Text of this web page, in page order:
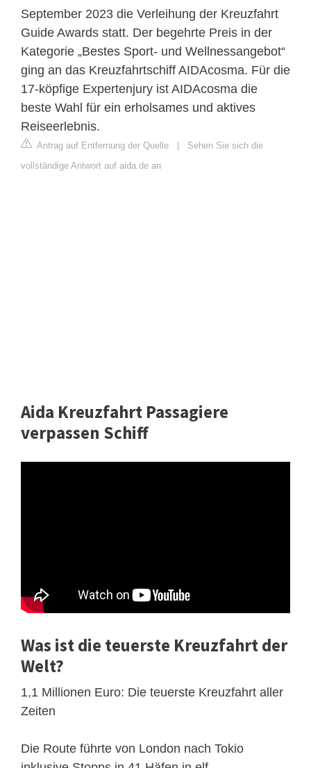
September 2023 die Verleihung der Kreuzfahrt
Guide Awards statt. Der begehrte Preis in der
Kategorie „Bestes Sport- und Wellnessangebot“
ging an das Kreuzfahrtschiff AIDAcosma. Für die
17-köpfige Expertenjury ist AIDAcosma die
beste Wahl für ein erholsames und aktives
Reiseerlebnis.
Antrag auf Entfernung der Quelle
Sehen Sie sich die
vollständige Antwort auf aida.de an
Aida Kreuzfahrt Passagiere
verpassen Schiff
Was ist die teuerste Kreuzfahrt der
Welt?
1,1 Millionen Euro: Die teuerste Kreuzfahrt aller
Zeiten
Die Route führte von London nach Tokio